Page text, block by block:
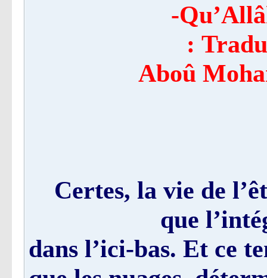
Aboû
Certes, la vie de
que
dans l’ici-bas. Et ce